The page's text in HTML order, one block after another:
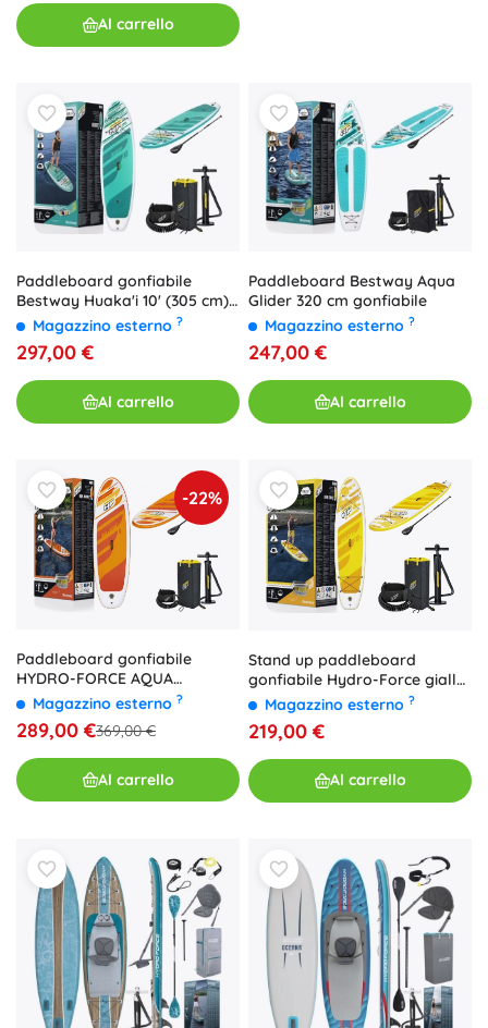
Al carrello
Paddleboard gonfiabile
Bestway Huaka'i 10' (305 cm)
con set di accessori
Magazzino esterno ?
297,00 €
Al carrello
Paddleboard Bestway Aqua
Glider 320 cm gonfiabile
Magazzino esterno ?
247,00 €
Al carrello
-22%
Paddleboard gonfiabile
HYDRO-FORCE AQUA
JOURNEY set 274 × 76 × 12 cm
Magazzino esterno ?
289,00 €369,00 €
Al carrello
Stand up paddleboard
gonfiabile Hydro-Force giallo
320 x 76 x 12 cm
Magazzino esterno ?
219,00 €
Al carrello